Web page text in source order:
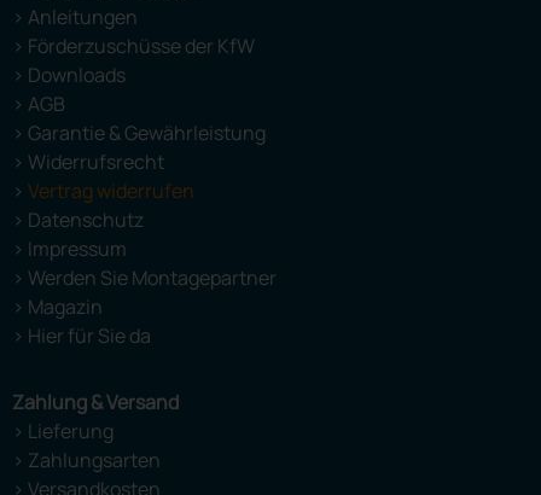
> Anleitungen
> Förderzuschüsse der KfW
> Downloads
> AGB
> Garantie & Gewährleistung
> Widerrufsrecht
> Vertrag widerrufen
> Datenschutz
> Impressum
> Werden Sie Montagepartner
> Magazin
> Hier für Sie da
Zahlung & Versand
> Lieferung
> Zahlungsarten
> Versandkosten